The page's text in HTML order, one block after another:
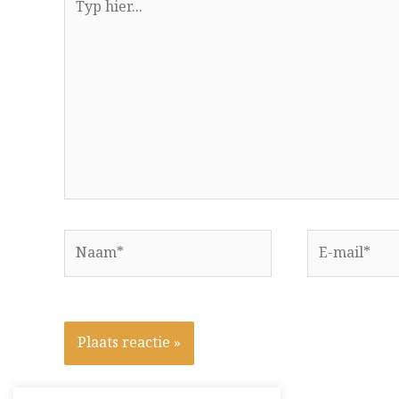
hier...
Naam*
E-
mail*